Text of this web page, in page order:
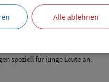
speziell für junge Leute an.
Alle ablehnen